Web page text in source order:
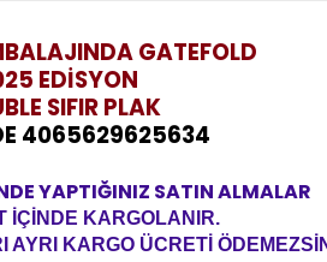
GATEFOLD
EDİSYON
SIFIR PLAK
4065629625634
YAPTIĞINIZ SATIN ALMALAR
İÇİNDE KARGOLANIR.
AYRI KARGO ÜCRETİ